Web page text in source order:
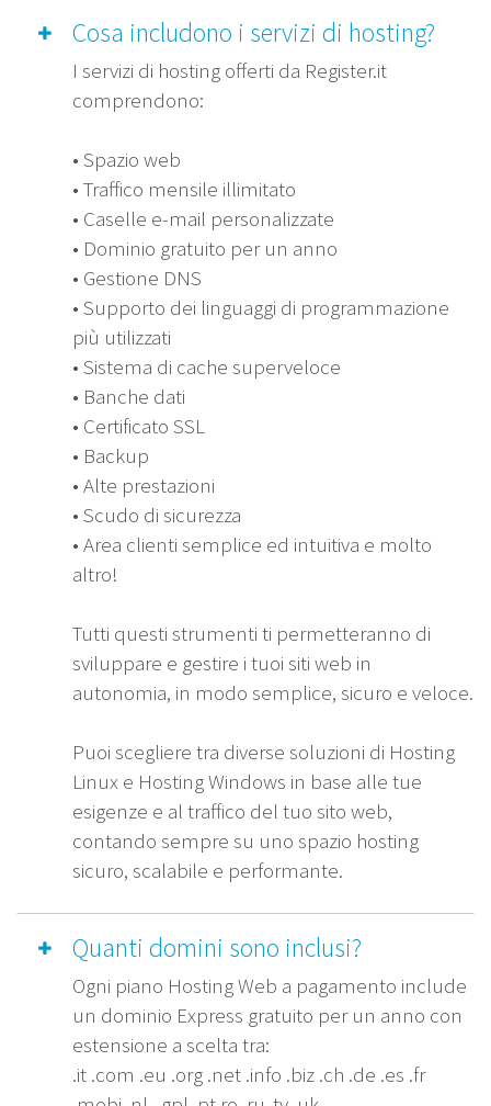
Cosa includono i servizi di hosting?
I servizi di hosting offerti da Register.it
comprendono:
• Spazio web
• Traffico mensile illimitato
• Caselle e-mail personalizzate
• Dominio gratuito per un anno
• Gestione DNS
• Supporto dei linguaggi di programmazione
più utilizzati
• Sistema di cache superveloce
• Banche dati
• Certificato SSL
• Backup
• Alte prestazioni
• Scudo di sicurezza
• Area clienti semplice ed intuitiva e molto
altro!
Tutti questi strumenti ti permetteranno di
sviluppare e gestire i tuoi siti web in
autonomia, in modo semplice, sicuro e veloce.
Puoi scegliere tra diverse soluzioni di Hosting
Linux e Hosting Windows in base alle tue
esigenze e al traffico del tuo sito web,
contando sempre su uno spazio hosting
sicuro, scalabile e performante.
Quanti domini sono inclusi?
Ogni piano Hosting Web a pagamento include
un dominio Express gratuito per un anno con
estensione a scelta tra:
.it .com .eu .org .net .info .biz .ch .de .es .fr